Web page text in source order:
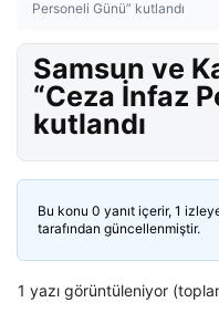
Personeli Günü” kutlandı
Samsun ve
“Ceza İnfaz
kutlandı
Bu konu 0 yanıt içerir, 1
tarafından güncellenmiştir.
1 yazı görüntüleniyor